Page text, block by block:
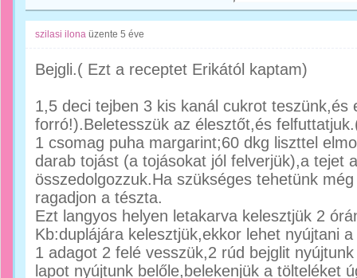
szilasi ilona üzente 5 éve
Bejgli.( Ezt a receptet Erikától kaptam)
1,5 deci tejben 3 kis kanál cukrot teszünk,és
forró!).Beletesszük az élesztőt,és
1 csomag puha margarint;60 dkg liszttel
darab tojást (a tojásokat jól felverjük),a tejet
összedolgozzuk.Ha szükséges tehetünk
ragadjon a tészta.
Ezt langyos helyen letakarva kelesztjük 2
Kb:duplájára kelesztjük,ekkor lehet nyújtani
1 adagot 2 felé vesszük,2 rúd bejglit
lapot nyújtunk belőle,belekenjük a tölteléket